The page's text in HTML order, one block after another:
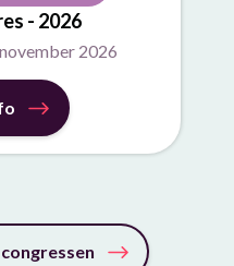
- 2026
2026